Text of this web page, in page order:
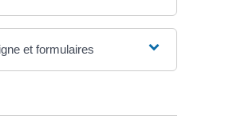
et formulaires